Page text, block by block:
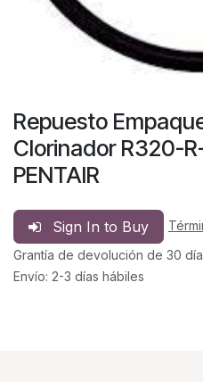
Repuesto
Clorinador R320-
PENTAIR
Sign In to Buy
Grantía de devolución de 30
Envío: 2-3 días hábiles